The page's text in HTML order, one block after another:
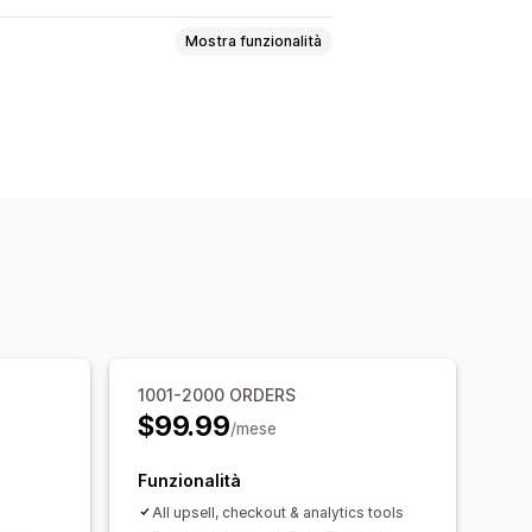
Mostra funzionalità
dell’abbonamento
Suggerimenti di ottimizzazione
1001-2000 ORDERS
$99.99/mese
Funzionalità
All upsell, checkout & analytics tools